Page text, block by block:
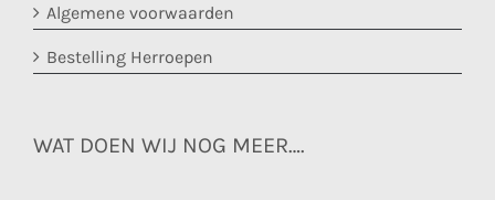
Algemene voorwaarden
Bestelling Herroepen
WAT DOEN WIJ NOG MEER….